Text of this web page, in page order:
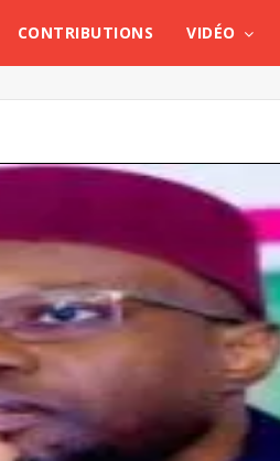
CONTRIBUTIONS VIDÉO